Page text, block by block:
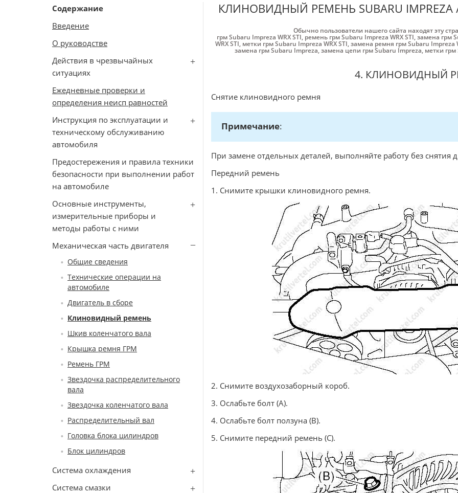
Содержание
Введение
О руководстве
Действия в чрезвычайных
ситуациях
Ежедневные проверки и
определения неисп равностей
Инструкция по эксплуатации и
техническому обслуживанию
автомобиля
Предостережения и правила техники
безопасности при выполнении работ
на автомобиле
Основные инструменты,
измерительные приборы и
методы работы с ними
Механическая часть двигателя
Общие сведения
Технические операции на
автомобиле
Двигатель в сборе
Клиновидный ремень
Шкив коленчатого вала
Крышка ремня ГРМ
Ремень ГРМ
Звездочка распределительного
вала
Звездочка коленчатого вала
Распределительный вал
Головка блока цилиндров
Блок цилиндров
Система охлаждения
Система смазки
КЛИНОВИДНЫЙ РЕМЕНЬ SUBARU IMPREZA /
Обычно пользователи нашего сайта находят эту
грм Subaru Impreza WRX STI, ремень грм Subaru Impreza WRX STI,замена грм
WRX STI, метки грм Subaru Impreza WRX STI,замена ремня грм Subaru Impreza
замена грм Subaru Impreza,замена цепи грм Subaru Impreza, метки
4. КЛИНОВИДНЫЙ
Снятие клиновидного ремня
Примечание:
При замене отдельных деталей, выполняйте работу без снятия
Передний ремень
1. Снимите крышки клиновидного ремня.
2. Снимите воздухозаборный короб.
3. Ослабьте болт (A).
4. Ослабьте болт ползуна (В).
5. Снимите передний ремень (С).